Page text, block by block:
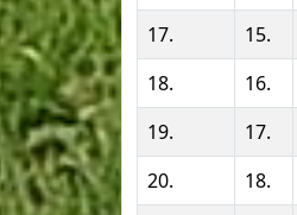
17.
15.
18.
16.
19.
17.
20.
18.